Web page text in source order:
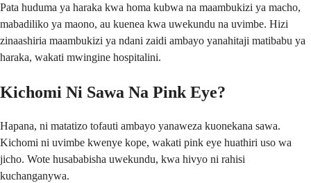
Pata huduma ya haraka kwa homa kubwa na maambukizi ya macho,
mabadiliko ya maono, au kuenea kwa uwekundu na uvimbe. Hizi
zinaashiria maambukizi ya ndani zaidi ambayo yanahitaji matibabu ya
haraka, wakati mwingine hospitalini.
Kichomi Ni Sawa Na Pink Eye?
Hapana, ni matatizo tofauti ambayo yanaweza kuonekana sawa.
Kichomi ni uvimbe kwenye kope, wakati pink eye huathiri uso wa
jicho. Wote husababisha uwekundu, kwa hivyo ni rahisi
kuchanganywa.